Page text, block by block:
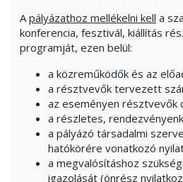
Apályázathoz mellékelni kell a
konferencia, fesztivál, kiállítás
programját, ezen belül:
a közreműködők és az
a résztvevők tervezett
az eseményen résztvevők
a részletes,
a pályázó társadalmi
hatókörére vonatkozó
a megvalósításhoz
igazolását (önrész